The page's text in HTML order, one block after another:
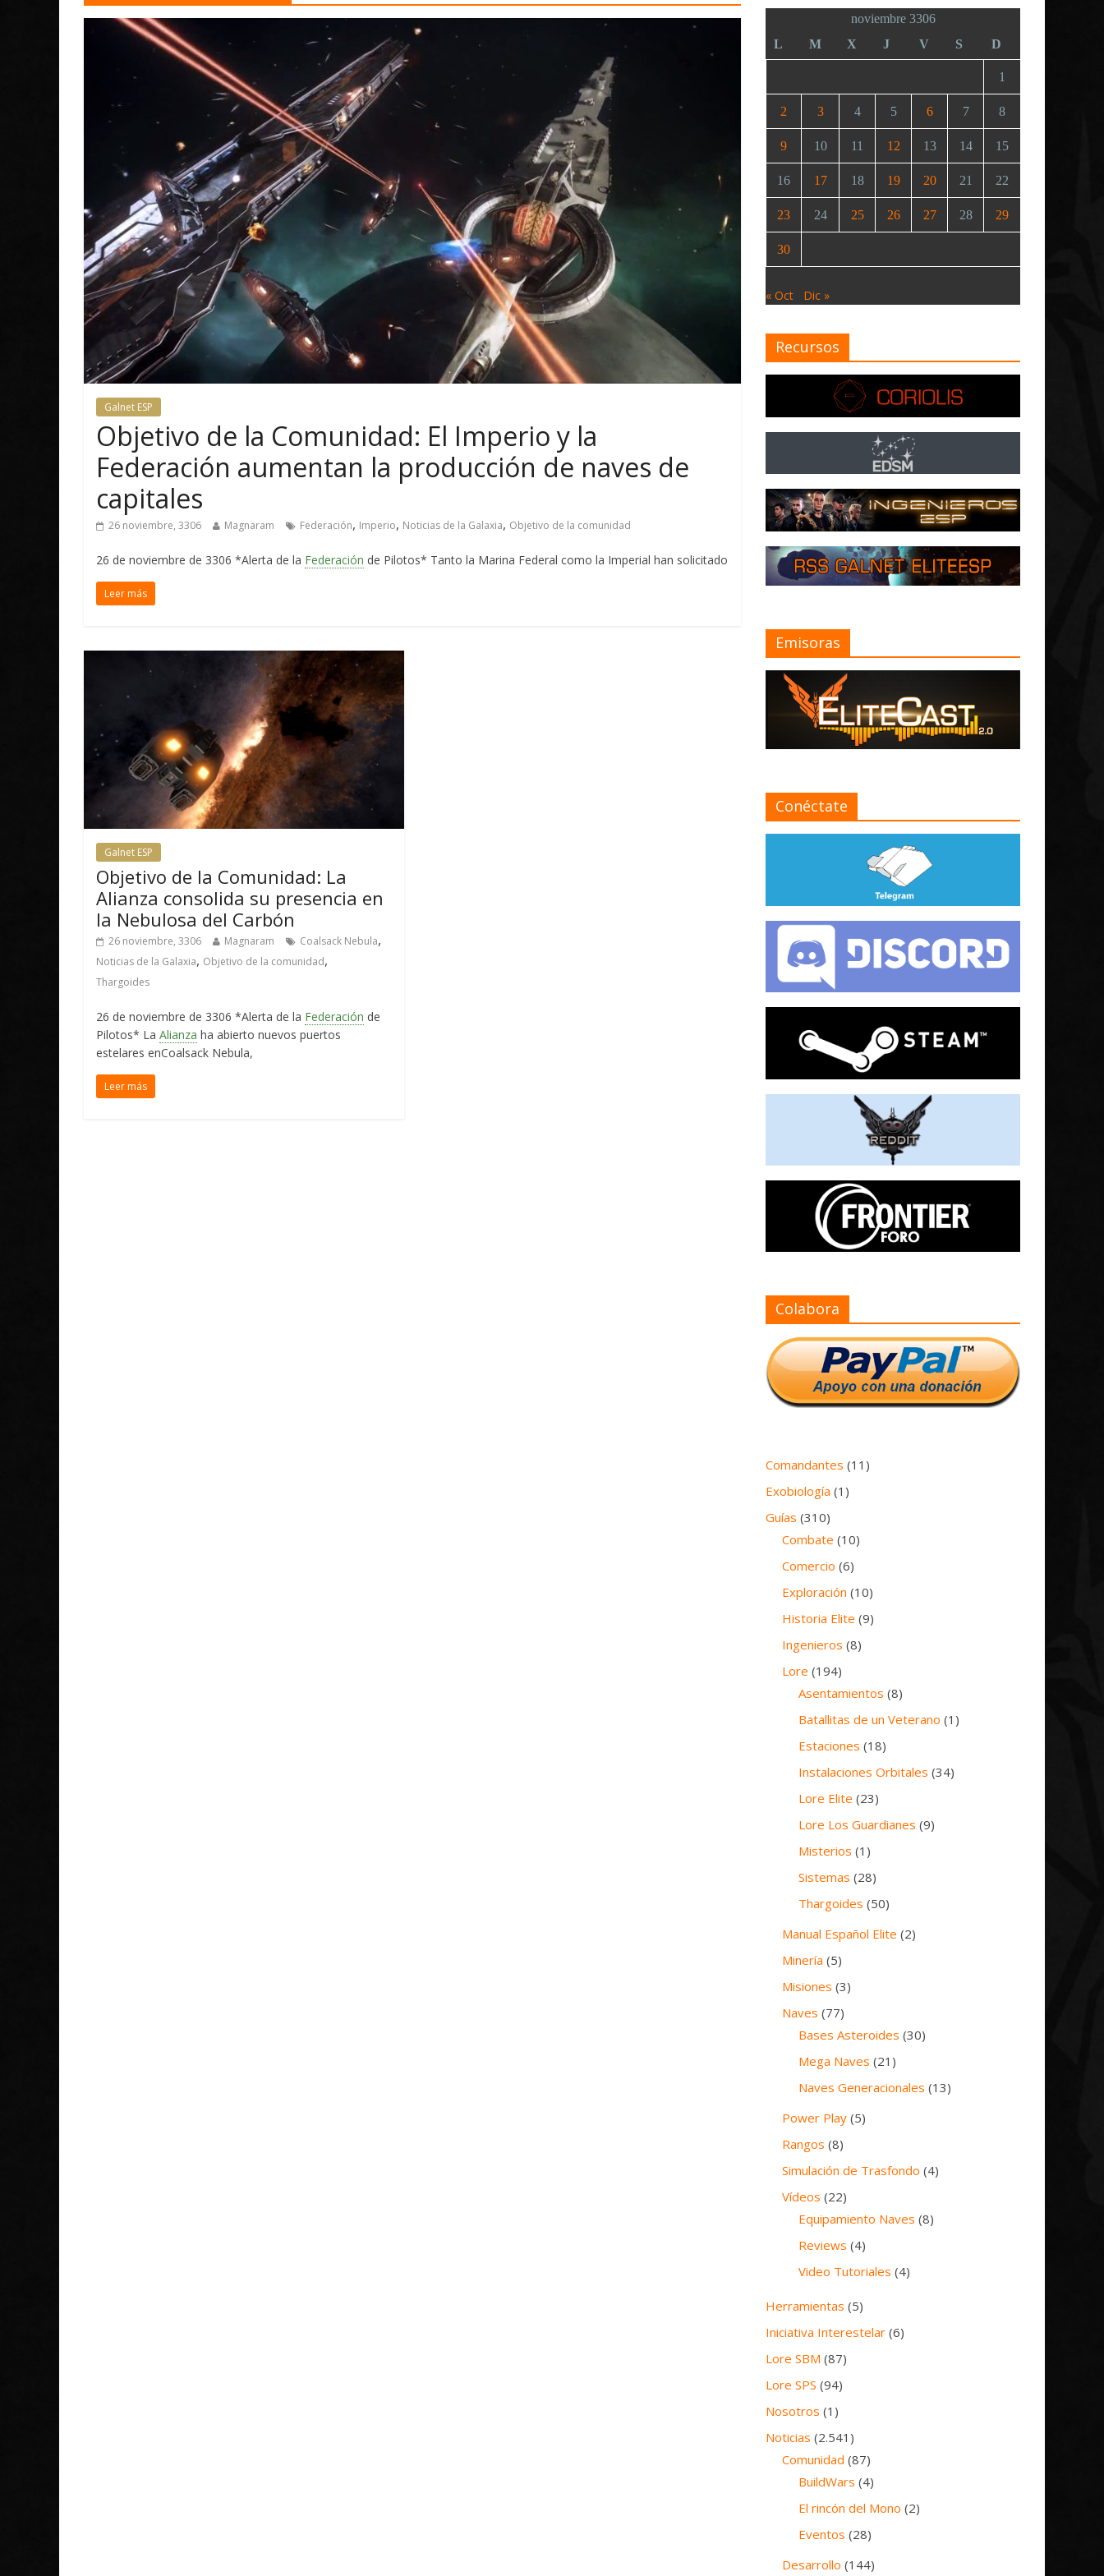
Galnet ESP
Objetivo de la Comunidad: El Imperio y la
Federación aumentan la producción de naves de
capitales
26 noviembre, 3306 Magnaram Federación, Imperio, Noticias de la Galaxia, Objetivo de la comunidad
26 de noviembre de 3306 *Alerta de la Federación de Pilotos* Tanto la Marina Federal como la Imperial han solicitado
Leer más
Galnet ESP
Objetivo de la Comunidad: La
Alianza consolida su presencia en
la Nebulosa del Carbón
26 noviembre, 3306 Magnaram Coalsack Nebula,
Noticias de la Galaxia, Objetivo de la comunidad,
Thargoides
26 de noviembre de 3306 *Alerta de la Federación de
Pilotos* La Alianza ha abierto nuevos puertos
estelares enCoalsack Nebula,
Leer más
noviembre 3306
L
M X J V S D
1
2 3 4 5 6 7 8
9 10 11 12 13 14 15
16 17 18 19 20 21 22
23 24 25 26 27 28 29
30
« Oct Dic »
Recursos
Emisoras
Conéctate
Colabora
Comandantes (11)
Exobiología (1)
Guías (310)
Combate (10)
Comercio (6)
Exploración (10)
Historia Elite (9)
Ingenieros (8)
Lore (194)
Asentamientos (8)
Batallitas de un Veterano (1)
Estaciones (18)
Instalaciones Orbitales (34)
Lore Elite (23)
Lore Los Guardianes (9)
Misterios (1)
Sistemas (28)
Thargoides (50)
Manual Español Elite (2)
Minería (5)
Misiones (3)
Naves (77)
Bases Asteroides (30)
Mega Naves (21)
Naves Generacionales (13)
Power Play (5)
Rangos (8)
Simulación de Trasfondo (4)
Vídeos (22)
Equipamiento Naves (8)
Reviews (4)
Video Tutoriales (4)
Herramientas (5)
Iniciativa Interestelar (6)
Lore SBM (87)
Lore SPS (94)
Nosotros (1)
Noticias (2.541)
Comunidad (87)
BuildWars (4)
El rincón del Mono (2)
Eventos (28)
Desarrollo (144)